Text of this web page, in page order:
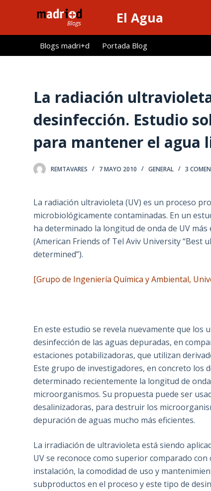
l
El Agua
Blogs madri+d Portada Blog
La radiación
desinfección. Estudio
para mantener el agua
REMTAVARES 7 MAYO 2010 GENERAL 3
La radiación ultravioleta (UV) es un proceso
microbiológicamente contaminadas. En un
ha determinado la longitud de onda de UV
(American Friends of Tel Aviv University
determined”).
[Grupo de Ingeniería Química y Ambiental,
En este estudio se revela nuevamente que los
desinfección de las aguas depuradas, en
estaciones potabilizadoras, que utilizan
Este grupo de investigadores, en concreto los
determinado recientemente la longitud de
microorganismos. Su propuesta puede ser
desalinizadoras, para destruir los
depuración de aguas mucho más eficientes.
La irradiación de ultravioleta está siendo
UV se reconoce como superior comparado
instalación, la comodidad de uso y
subproductos en el proceso y este tipo de